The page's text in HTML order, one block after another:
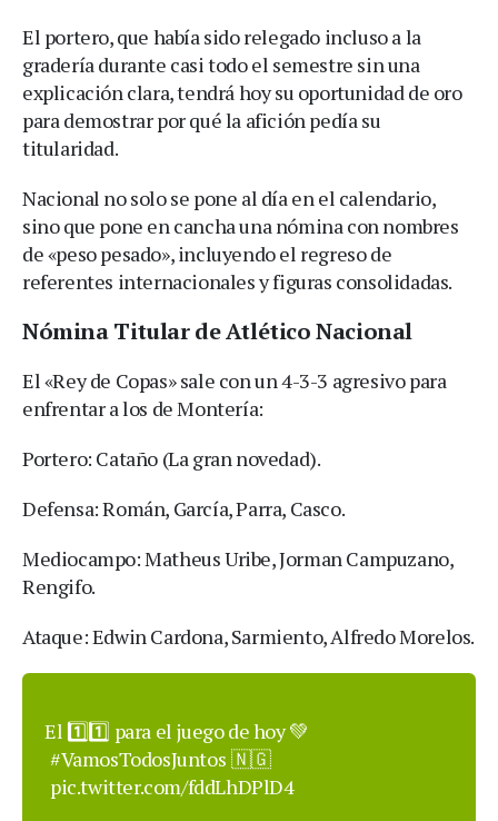
El portero, que había sido relegado incluso a la
gradería durante casi todo el semestre sin una
explicación clara, tendrá hoy su oportunidad de oro
para demostrar por qué la afición pedía su
titularidad.
Nacional no solo se pone al día en el calendario,
sino que pone en cancha una nómina con nombres
de «peso pesado», incluyendo el regreso de
referentes internacionales y figuras consolidadas.
Nómina Titular de Atlético Nacional
El «Rey de Copas» sale con un 4-3-3 agresivo para
enfrentar a los de Montería:
Portero: Cataño (La gran novedad).
Defensa: Román, García, Parra, Casco.
Mediocampo: Matheus Uribe, Jorman Campuzano,
Rengifo.
Ataque: Edwin Cardona, Sarmiento, Alfredo Morelos.
El 1️⃣1️⃣ para el juego de hoy 💚
#VamosTodosJuntos 🇳🇬
pic.twitter.com/fddLhDPlD4